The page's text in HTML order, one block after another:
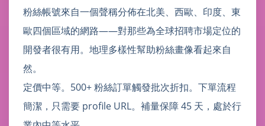
粉絲帳號來自一個聲稱分佈在北美、西歐、印度、東
歐四個區域的網路——對那些為全球招聘市場定位的
開發者很有用。地理多樣性幫助粉絲畫像看起來自
然。
定價中等。500+ 粉絲訂單觸發批次折扣。下單流程
簡潔，只需要 profile URL。補量保障 45 天，處於行